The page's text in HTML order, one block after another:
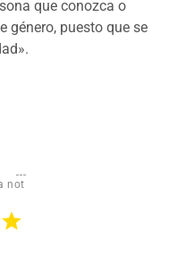
que conozca o
género, puesto que se
not